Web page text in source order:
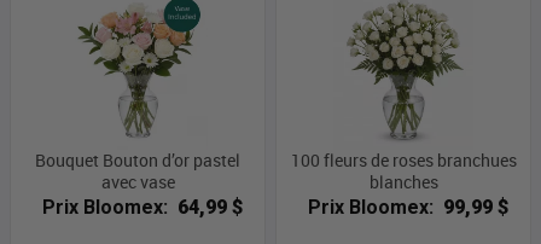
Bouquet Bouton d’or pastel
avec vase
Prix Bloomex: 64,99 $
100 fleurs de roses branchues
blanches
Prix Bloomex: 99,99 $